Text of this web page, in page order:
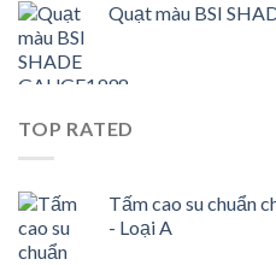
Quạt màu BSI
TOP RATED
Tấm cao su chuẩn
- Loại A